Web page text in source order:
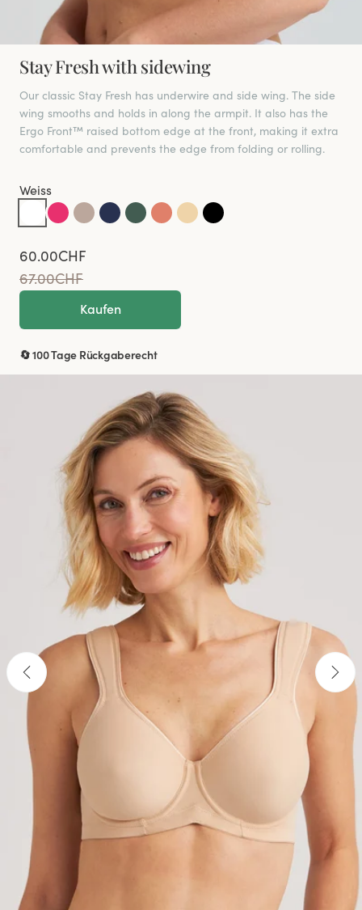
Stay Fresh with sidewing
Our classic Stay Fresh has underwire and side wing. The side
wing smooths and holds in along the armpit. It also has the
Ergo Front™ raised bottom edge at the front, making it extra
comfortable and prevents the edge from folding or rolling.
Weiss
60.00CHF
67.00CHF
Kaufen
🔄 100 Tage Rückgaberecht